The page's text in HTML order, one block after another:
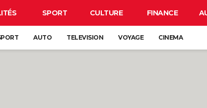
SPORT CULTURE FINANCE
AUTO TELEVISION VOYAGE CINEMA